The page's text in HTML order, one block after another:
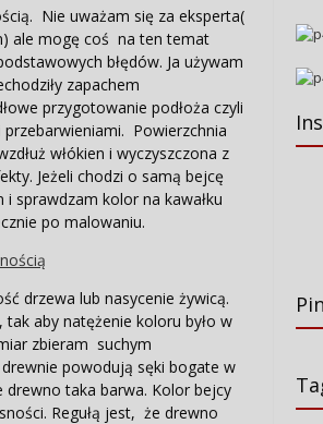
Nie uważam się za eksperta(
ale mogę coś na ten temat
błędów. Ja używam
zapachem
przygotowanie podłoża czyli
Powierzchnia
włókien i wyczyszczona z
Jeżeli chodzi o samą bejcę
i sprawdzam kolor na kawałku
po malowaniu.
drzewa lub nasycenie żywicą.
tak aby natężenie koloru było w
zbieram suchym
powodują sęki bogate w
drewno taka barwa. Kolor bejcy
Regułą jest, że drewno